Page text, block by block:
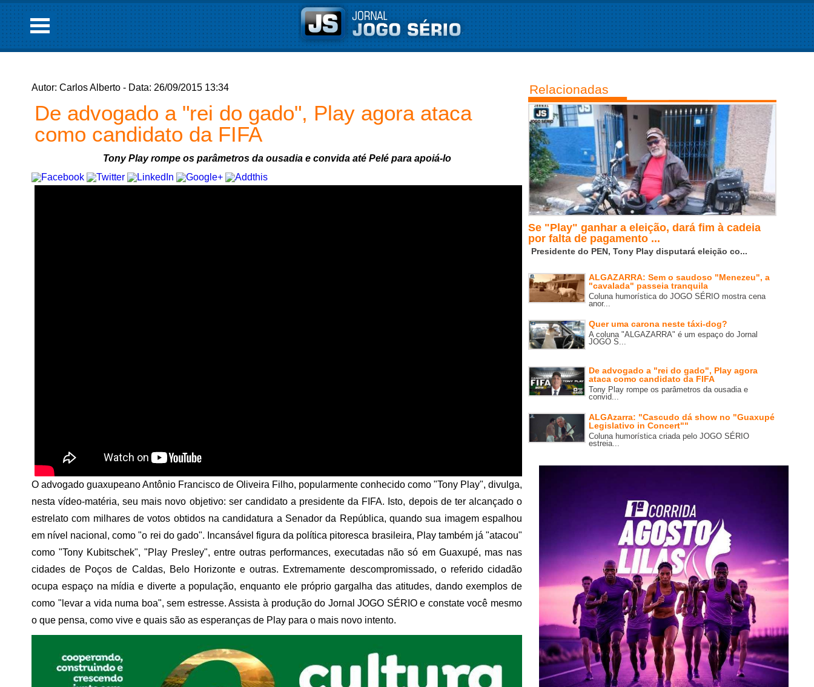
Autor: Carlos Alberto - Data: 26/09/2015 13:34
De advogado a "rei do gado", Play agora ataca
como candidato da FIFA
Tony Play rompe os parâmetros da ousadia e convida até Pelé para apoiá-lo
O advogado guaxupeano Antônio Francisco de Oliveira Filho, popularmente conhecido como "Tony Play", divulga,
nesta vídeo-matéria, seu mais novo objetivo: ser candidato a presidente da FIFA. Isto, depois de ter alcançado o
estrelato com milhares de votos obtidos na candidatura a Senador da República, quando sua imagem espalhou
em nível nacional, como "o rei do gado". Incansável figura da política pitoresca brasileira, Play também já "atacou"
como "Tony Kubitschek", "Play Presley", entre outras performances, executadas não só em Guaxupé, mas nas
cidades de Poços de Caldas, Belo Horizonte e outras. Extremamente descompromissado, o referido cidadão
ocupa espaço na mídia e diverte a população, enquanto ele próprio gargalha das atitudes, dando exemplos de
como "levar a vida numa boa", sem estresse. Assista à produção do Jornal JOGO SÉRIO e constate você mesmo
o que pensa, como vive e quais são as esperanças de Play para o mais novo intento.
Relacionadas
Se "Play" ganhar a eleição, dará fim à cadeia
por falta de pagamento ...
Presidente do PEN, Tony Play disputará eleição co...
ALGAZARRA: Sem o saudoso "Menezeu", a
"cavalada" passeia tranquila
Coluna humorística do JOGO SÉRIO mostra cena
anor...
Quer uma carona neste táxi-dog?
A coluna "ALGAZARRA" é um espaço do Jornal
JOGO S...
De advogado a "rei do gado", Play agora
ataca como candidato da FIFA
Tony Play rompe os parâmetros da ousadia e
convid...
ALGAzarra: "Cascudo dá show no "Guaxupé
Legislativo in Concert""
Coluna humorística criada pelo JOGO SÉRIO
estreia...